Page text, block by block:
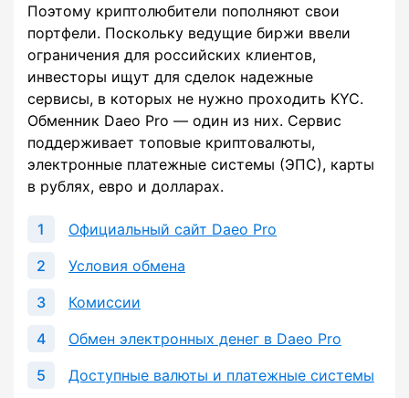
Поэтому криптолюбители пополняют свои
портфели. Поскольку ведущие биржи ввели
ограничения для российских клиентов,
инвесторы ищут для сделок надежные
сервисы, в которых не нужно проходить KYC.
Обменник Daeo Pro — один из них. Сервис
поддерживает топовые криптовалюты,
электронные платежные системы (ЭПС), карты
в рублях, евро и долларах.
Официальный сайт Daeo Pro
Условия обмена
Комиссии
Обмен электронных денег в Daeo Pro
Доступные валюты и платежные системы